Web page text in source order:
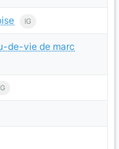
IG
de-vie de marc
IG